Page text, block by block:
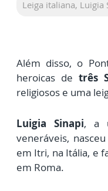
Leiga italiana, Luigia
Além disso, o
heroicas de três
religiosos e uma
Luigia Sinapi, a
veneráveis,
em Itri, na Itália, e
em Roma.